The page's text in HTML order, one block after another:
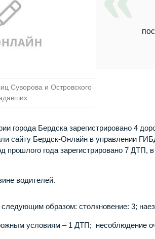
Суворова и Островского
города Бердска зарегистрировано 4
сайту Бердск-Онлайн в управлении
прошлого года зарегистрировано 7 ДТП,
водителей.
образом: столкновение: 3;
условиям – 1 ДТП; несоблюдение